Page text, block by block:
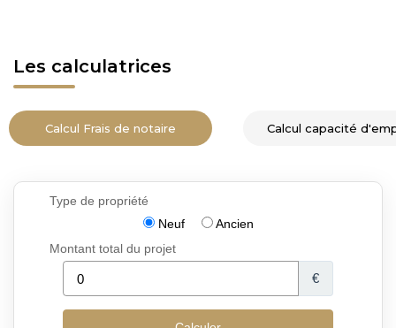
Les calculatrices
Calcul Frais de notaire Calcul capacité